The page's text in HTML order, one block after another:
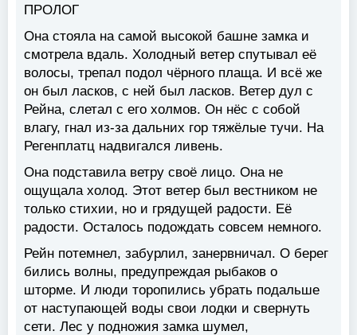
ПРОЛОГ
Она стояла на самой высокой башне замка и
смотрела вдаль. Холодный ветер спутывал её
волосы, трепал подол чёрного плаща. И всё же
он был ласков, с ней был ласков. Ветер дул с
Рейна, слетал с его холмов. Он нёс с собой
влагу, гнал из-за дальних гор тяжёлые тучи. На
Регенплатц надвигался ливень.
Она подставила ветру своё лицо. Она не
ощущала холод. Этот ветер был вестником не
только стихии, но и грядущей радости. Её
радости. Осталось подождать совсем немного.
Рейн потемнел, забурлил, занервничал. О берег
бились волны, предупреждая рыбаков о
шторме. И люди торопились убрать подальше
от наступающей воды свои лодки и свернуть
сети. Лес у подножия замка шумел,